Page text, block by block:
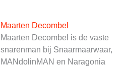
Maarten Decombel
Maarten Decombel is de vaste
snarenman bij Snaarmaarwaar,
MANdolinMAN en Naragonia